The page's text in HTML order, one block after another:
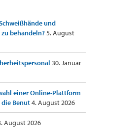
und
behandeln?5. August
30. Januar
einer Online-Plattform
die Benut4. August 2026
August 2026